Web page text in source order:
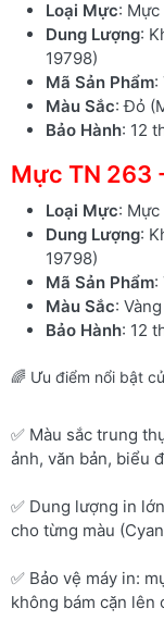
Loại Mực:
Dung Lượng:
19798)
Mã Sản Phẩm:
Màu Sắc: Đỏ
Bảo Hành: 12
Mực TN 263
Loại Mực:
Dung Lượng:
19798)
Mã Sản Phẩm:
Màu Sắc: Vàng
Bảo Hành: 12
🌈 Ưu điểm nổi bật
✅ Màu sắc trung
ảnh, văn bản, biểu
✅ Dung lượng in
cho từng màu
✅ Bảo vệ máy in:
không bám cặn lên